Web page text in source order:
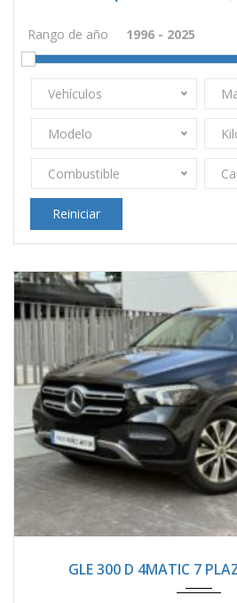
Rango de año
Vehículos
Modelo
Combustible
Reiniciar
GLE 300 D 4MATIC 7